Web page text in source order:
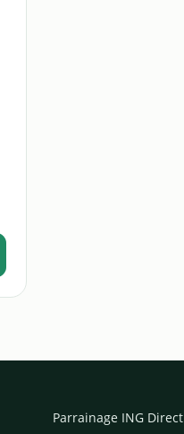
Parrainage ING Direct